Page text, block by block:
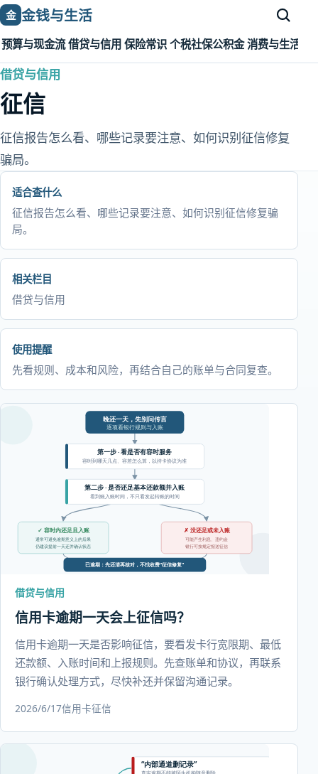
金 金钱与生活
预算与现金流借贷与信用 保险常识个税社保公积金消费与生活成
借贷与信用
征信
征信报告怎么看、哪些记录要注意、如何识别征信修复
骗局。
适合查什么
征信报告怎么看、哪些记录要注意、如何识别征信修复骗
局。
相关栏目
借贷与信用
使用提醒
先看规则、成本和风险，再结合自己的账单与合同复查。
借贷与信用
信用卡逾期一天会上征信吗？
信用卡逾期一天是否影响征信，要看发卡行宽限期、最低
还款额、入账时间和上报规则。先查账单和协议，再联系
银行确认处理方式，尽快补还并保留沟通记录。
2026/6/17信用卡征信